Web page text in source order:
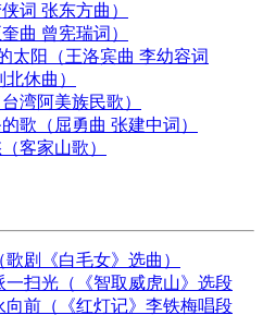
词 张东方曲）
曲 曾宪瑞词）
太阳（王洛宾曲 李幼容词
休曲）
湾阿美族民歌）
歌（屈勇曲 张建中词）
客家山歌）
剧《白毛女》选曲）
扫光（《智取威虎山》选段
前（《红灯记》李铁梅唱段